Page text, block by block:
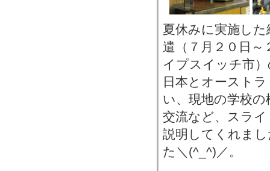
夏休みに実施し
遣（７月２０日
イプスイッチ市
日本とオースト
い、現地の学校
交流など、スラ
説明してくれま
た＼(^_^)／。